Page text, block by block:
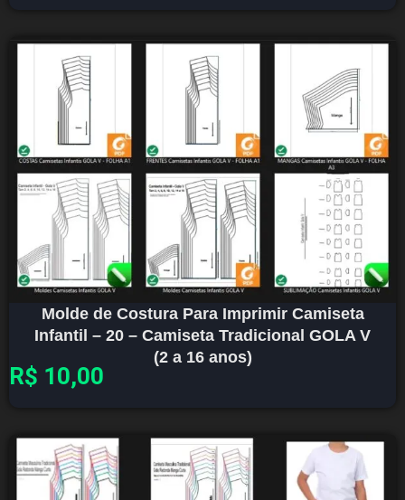
Molde de Costura Para Imprimir Camiseta
Infantil – 20 – Camiseta Tradicional GOLA V
(2 a 16 anos)
R$ 10,00